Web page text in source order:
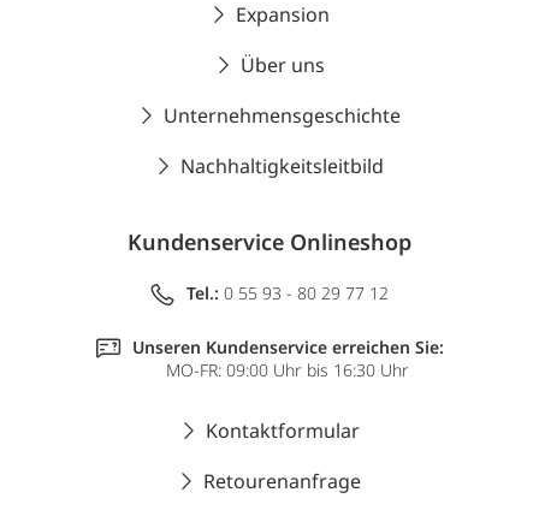
Expansion
Über uns
Unternehmensgeschichte
Nachhaltigkeitsleitbild
Kundenservice Onlineshop
Tel.: 0 55 93 - 80 29 77 12
Unseren Kundenservice erreichen Sie:
MO-FR: 09:00 Uhr bis 16:30 Uhr
Kontaktformular
Retourenanfrage